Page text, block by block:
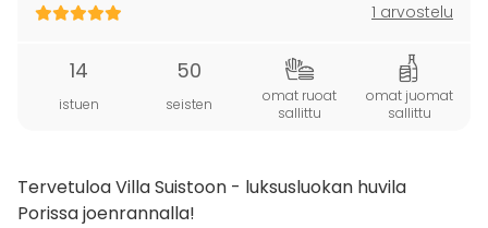
1 arvostelu
14
istuen
50
seisten
omat ruoat
sallittu
omat juomat
sallittu
Tervetuloa Villa Suistoon - luksusluokan huvila
Porissa joenrannalla!